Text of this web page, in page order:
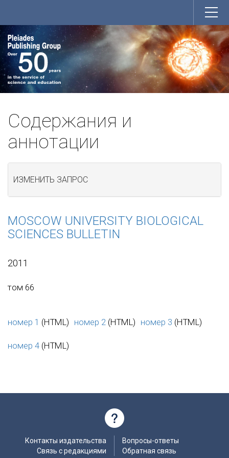
Содержания и
аннотации
ИЗМЕНИТЬ ЗАПРОС
MOSCOW UNIVERSITY BIOLOGICAL
SCIENCES BULLETIN
2011
том 66
номер 1 (HTML) номер 2 (HTML) номер 3 (HTML)
номер 4 (HTML)
Контакты издательства
Связь с редакциями
Вопросы-ответы
Обратная связь